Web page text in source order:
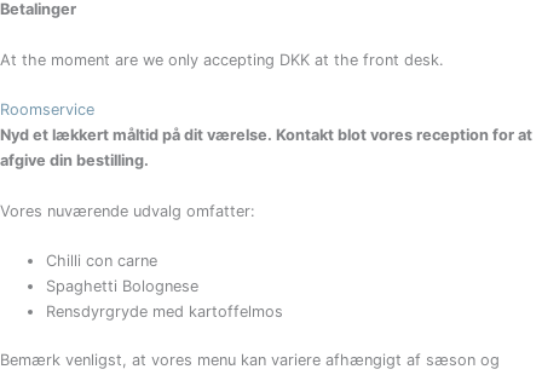
Betalinger
At the moment are we only accepting DKK at the front desk.
Roomservice
Nyd et lækkert måltid på dit værelse. Kontakt blot vores reception for at
afgive din bestilling.
Vores nuværende udvalg omfatter:
Chilli con carne
Spaghetti Bolognese
Rensdyrgryde med kartoffelmos
Bemærk venligst, at vores menu kan variere afhængigt af sæson og